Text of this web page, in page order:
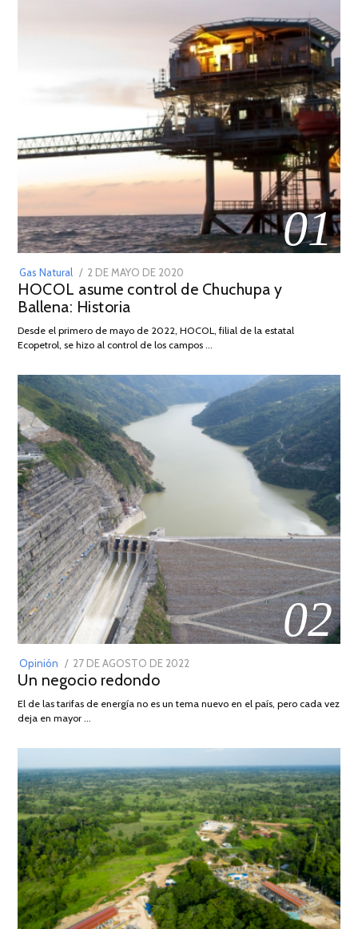
01
Gas Natural
POSTED
ON
2 DE MAYO DE 2020
DE
2026
HOCOL asume control de Chuchupa y
Ballena: Historia
Desde el primero de mayo de 2022, HOCOL, filial de la estatal
Ecopetrol, se hizo al control de los campos …
02
Opinión
POSTED
ON
27 DE AGOSTO DE 2022
DE
Un negocio redondo
El de las tarifas de energía no es un tema nuevo en el país, pero cada vez
deja en mayor …